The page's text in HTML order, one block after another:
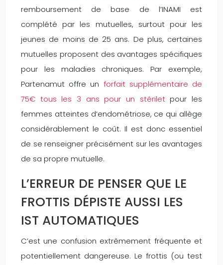
remboursement de base de l’INAMI est
complété par les mutuelles, surtout pour les
jeunes de moins de 25 ans. De plus, certaines
mutuelles proposent des avantages spécifiques
pour les maladies chroniques. Par exemple,
Partenamut offre un forfait supplémentaire de
75€ tous les 3 ans pour un stériletpour les
femmes atteintes d’endométriose, ce qui allège
considérablement le coût. Il est donc essentiel
de se renseigner précisément sur les avantages
de sa propre mutuelle.
L’ERREUR DE PENSER QUE LE
FROTTIS DÉPISTE AUSSI LES
IST AUTOMATIQUES
C’est une confusion extrêmement fréquente et
potentiellement dangereuse. Le frottis (ou test